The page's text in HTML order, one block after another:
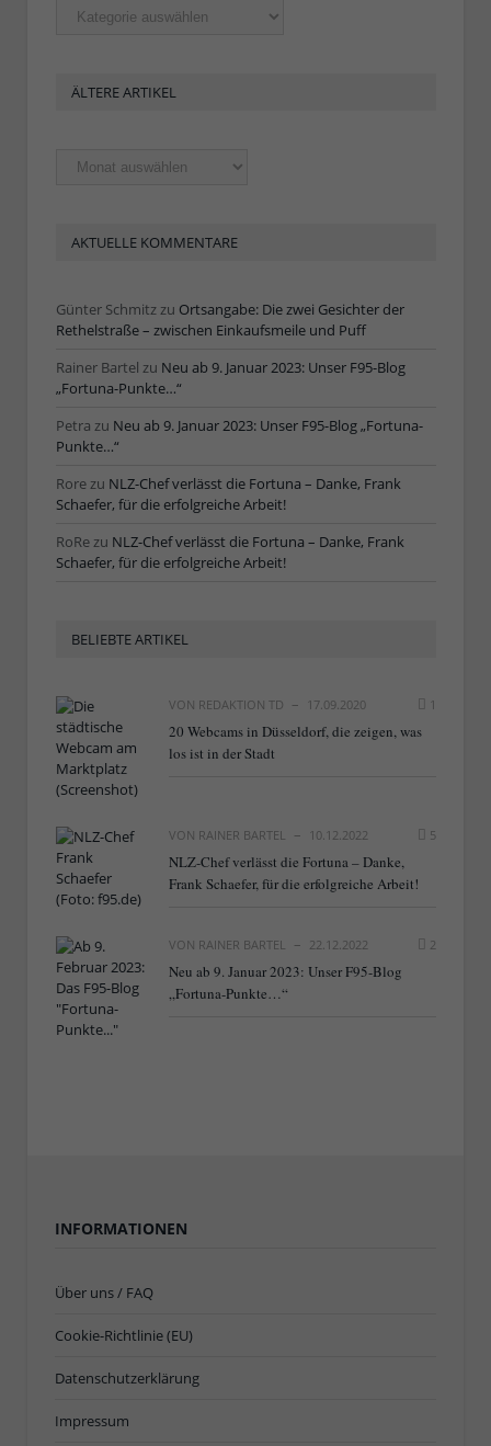
Rubriken
ÄLTERE ARTIKEL
Ältere
Artikel
AKTUELLE KOMMENTARE
Günter Schmitzzu Ortsangabe: Die zwei Gesichter der
Rethelstraße – zwischen Einkaufsmeile und Puff
Rainer Bartel zu Neu ab 9. Januar 2023: Unser F95-Blog
„Fortuna-Punkte…“
Petra zu Neu ab 9. Januar 2023: Unser F95-Blog „Fortuna-
Punkte…“
Rorezu NLZ-Chef verlässt die Fortuna – Danke, Frank
Schaefer, für die erfolgreiche Arbeit!
RoRezu NLZ-Chef verlässt die Fortuna – Danke, Frank
Schaefer, für die erfolgreiche Arbeit!
BELIEBTE ARTIKEL
VON REDAKTION TD 17.09.2020 1
20 Webcams in Düsseldorf, die zeigen, was
los ist in der Stadt
VON RAINER BARTEL 10.12.2022 5
NLZ-Chef verlässt die Fortuna – Danke,
Frank Schaefer, für die erfolgreiche Arbeit!
VON RAINER BARTEL 22.12.2022 2
Neu ab 9. Januar 2023: Unser F95-Blog
„Fortuna-Punkte…“
INFORMATIONEN
Über uns / FAQ
Cookie-Richtlinie (EU)
Datenschutzerklärung
Impressum